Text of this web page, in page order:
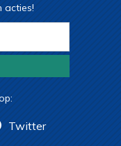
acties!
Twitter